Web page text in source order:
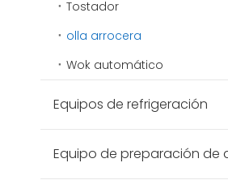
Tostador
olla arrocera
Wok automático
Equipos de refrigeración